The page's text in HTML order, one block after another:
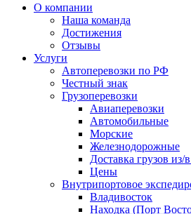
О компании
Наша команда
Достижения
Отзывы
Услуги
Автоперевозки по РФ
Честный знак
Грузоперевозки
Авиаперевозки
Автомобильные
Морские
Железнодорожные
Доставка грузов из/
Цены
Внутрипортовое
Владивосток
Находка (Порт